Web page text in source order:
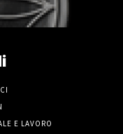
E LAVORO